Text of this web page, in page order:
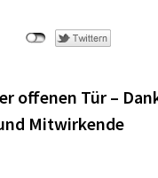
offenen Tür –
Mitwirkende